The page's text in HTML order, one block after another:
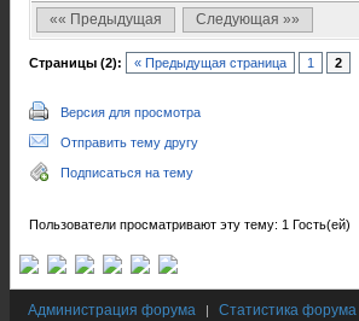
«« Предыдущая Следующая »»
Страницы (2): « Предыдущая страница 1 2
Версия для просмотра
Отправить тему другу
Подписаться на тему
Пользователи просматривают эту тему: 1 Гость(ей)
Администрация форума | Статистика форума